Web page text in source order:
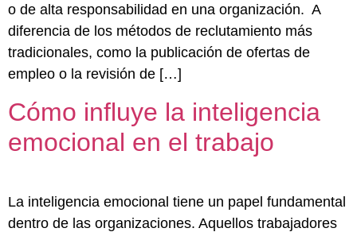
o de alta responsabilidad en una organización. A
diferencia de los métodos de reclutamiento más
tradicionales, como la publicación de ofertas de
empleo o la revisión de […]
Cómo influye la inteligencia
emocional en el trabajo
La inteligencia emocional tiene un papel fundamental
dentro de las organizaciones. Aquellos trabajadores